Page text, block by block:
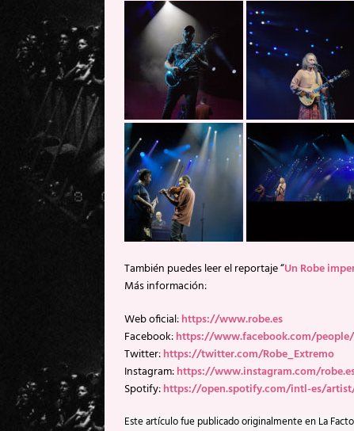
También puedes leer el reportaje “Un Robe
Más información:
Web oficial:https://www.robe.es
Facebook:https://www.facebook.com/people/
Twitter:https://twitter.com/Robe_Extremo
Instagram:https://www.instagram.com/
Spotify:https://open.spotify.com/intl-es/artist/
Este artículo fue publicado originalmente en La